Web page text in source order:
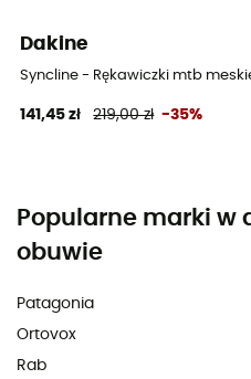
Dakine
Syncline - Rękawiczki mtb
141,45 zł 219,00 zł -35%
Popularne marki w
obuwie
Patagonia
Ortovox
Rab